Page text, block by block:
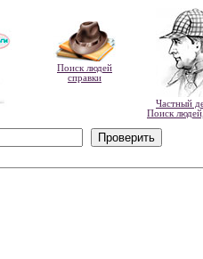
Поиск людей
справки
Частный
Поиск